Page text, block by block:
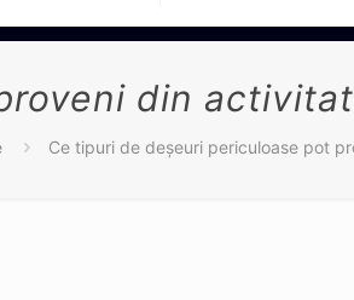
din
Ce tipuri de deşeuri periculoase pot